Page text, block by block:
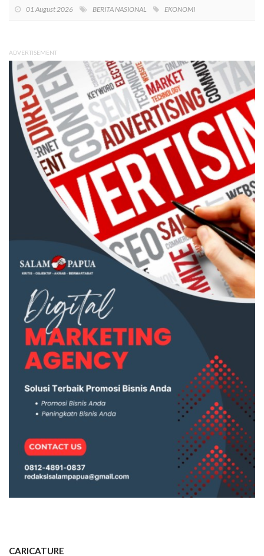
01 August 2026 BERITA NASIONAL EKONOMI
ADVERTISEMENT
CARICATURE